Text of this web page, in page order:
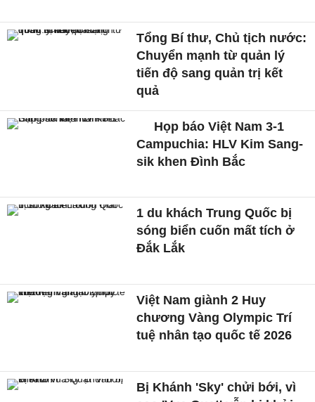
Tổng Bí thư, Chủ tịch nước:
Chuyển mạnh từ quản lý
tiến độ sang quản trị kết
quả
Họp báo Việt Nam 3-1
Campuchia: HLV Kim Sang-
sik khen Đình Bắc
1 du khách Trung Quốc bị
sóng biển cuốn mất tích ở
Đắk Lắk
Việt Nam giành 2 Huy
chương Vàng Olympic Trí
tuệ nhân tạo quốc tế 2026
Bị Khánh 'Sky' chửi bới, vì